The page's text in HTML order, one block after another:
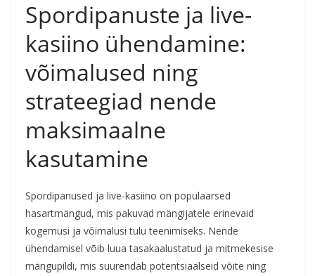
Spordipanuste ja live-
kasiino ühendamine:
võimalused ning
strateegiad nende
maksimaalne
kasutamine
Spordipanused ja live-kasiino on populaarsed
hasartmängud, mis pakuvad mängijatele erinevaid
kogemusi ja võimalusi tulu teenimiseks. Nende
ühendamisel võib luua tasakaalustatud ja mitmekesise
mängupildi, mis suurendab potentsiaalseid võite ning